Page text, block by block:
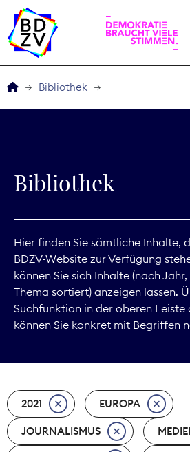
Service
Digitales
Kommunikation
Marktdaten
Nachhaltigkeit
Nachwuchs
Bibliothek
Bibliothek
Hier finden Sie sämtliche Inhalte,
BDZV-Website zur Verfügung
können Sie sich Inhalte (nach
Thema sortiert) anzeigen lassen.
Suchfunktion in der oberen
können Sie konkret mit Begriffen
2021 EUROPA
JOURNALISMUS